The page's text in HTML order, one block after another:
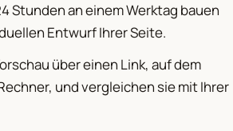
Stunden an einem Werktag bauen
Entwurf Ihrer Seite.
über einen Link, auf dem
und vergleichen sie mit Ihrer